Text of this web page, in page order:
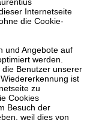
Internetseite
die Cookie-
und Angebote auf
werden.
Benutzer unserer
ist
zu
Cookies
Besuch der
weil dies von